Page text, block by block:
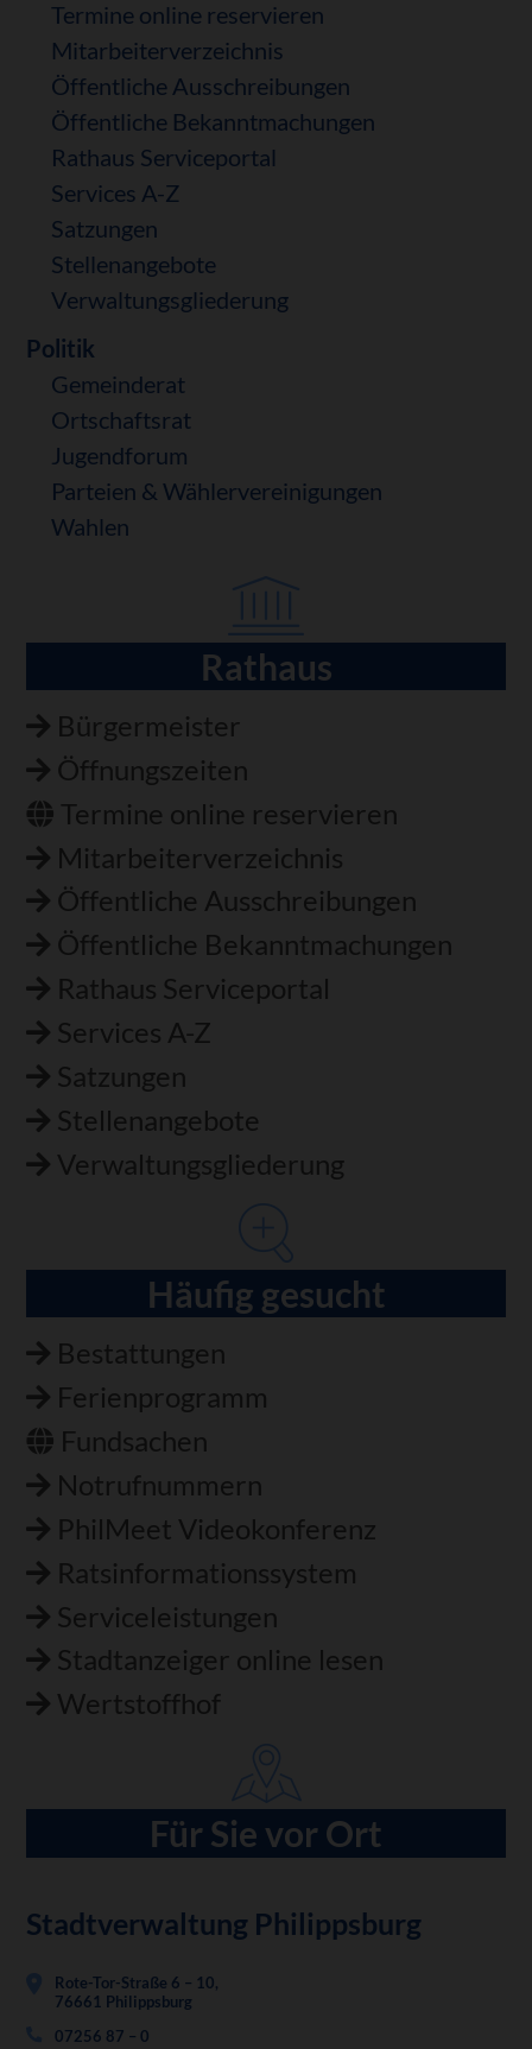
Termine online reservieren
Mitarbeiterverzeichnis
Öffentliche Ausschreibungen
Öffentliche Bekanntmachungen
Rathaus Serviceportal
Services A-Z
Satzungen
Stellenangebote
Verwaltungsgliederung
Politik
Gemeinderat
Ortschaftsrat
Jugendforum
Parteien & Wählervereinigungen
Wahlen
Rathaus
Bürgermeister
Öffnungszeiten
Termine online reservieren
Mitarbeiterverzeichnis
Öffentliche Ausschreibungen
Öffentliche Bekanntmachungen
Rathaus Serviceportal
Services A-Z
Satzungen
Stellenangebote
Verwaltungsgliederung
Häufig gesucht
Bestattungen
Ferienprogramm
Fundsachen
Notrufnummern
PhilMeet Videokonferenz
Ratsinformationssystem
Serviceleistungen
Stadtanzeiger online lesen
Wertstoffhof
Für Sie vor Ort
Stadtverwaltung Philippsburg
Rote-Tor-Straße 6 – 10,
76661 Philippsburg
07256 87 – 0